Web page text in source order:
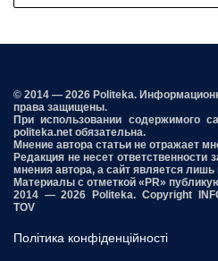
© 2014 — 2026 Politeka.
права защищены.
При использовании содержимого
politeka.net обязательна.
Мнение автора статьи не отражает
Редакция не несет ответственности
мнения автора, а сайт является
Материалы с отметкой «PR»
2014 — 2026 Politeka. Copyright
TOV
Політика конфіденційності